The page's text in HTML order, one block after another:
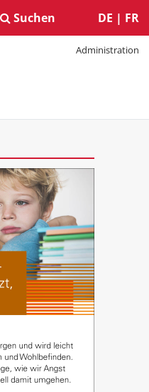
Administration
DE | FR
Suchen